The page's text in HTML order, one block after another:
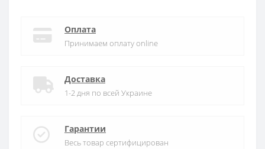
Оплата
Принимаем оплату online
Доставка
1-2 дня по всей Украине
Гарантии
Весь товар сертифицирован